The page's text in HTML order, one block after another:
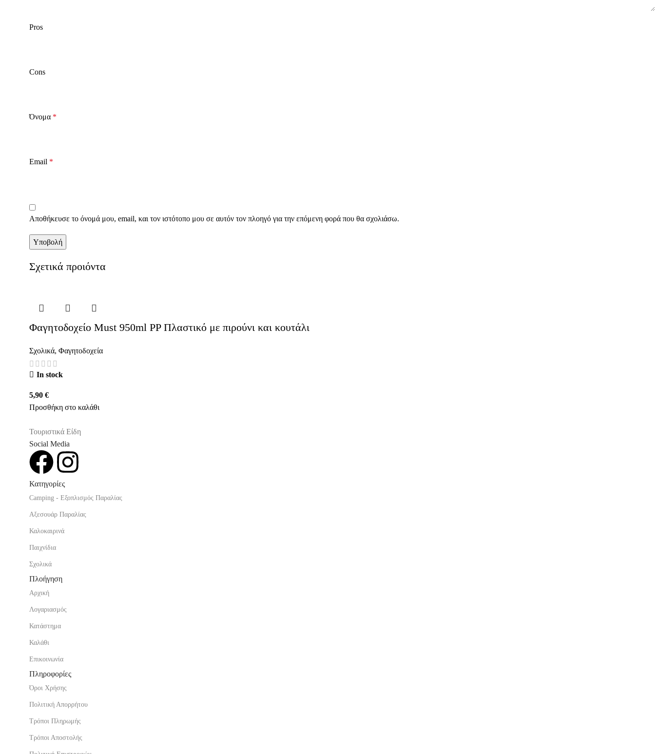
Pros
Cons
Όνομα *
Email *
Αποθήκευσε το όνομά μου, email, και τον ιστότοπο μου σε αυτόν τον πλοηγό για την επόμενη φορά που θα σχολιάσω.
Σχετικά προιόντα
Φαγητοδοχείο Must 950ml PP Πλαστικό με πιρούνι και κουτάλι
Σχολικά, Φαγητοδοχεία
In stock
5,90 €
Προσθήκη στο καλάθι
Τουριστικά Είδη
Social Media
Κατηγορίες
Camping - Εξοπλισμός Παραλίας
Αξεσουάρ Παραλίας
Καλοκαιρινά
Παιχνίδια
Σχολικά
Πλοήγηση
Αρχική
Λογαριασμός
Κατάστημα
Καλάθι
Επικοινωνία
Πληροφορίες
Όροι Χρήσης
Πολιτική Απορρήτου
Τρόποι Πληρωμής
Τρόποι Αποστολής